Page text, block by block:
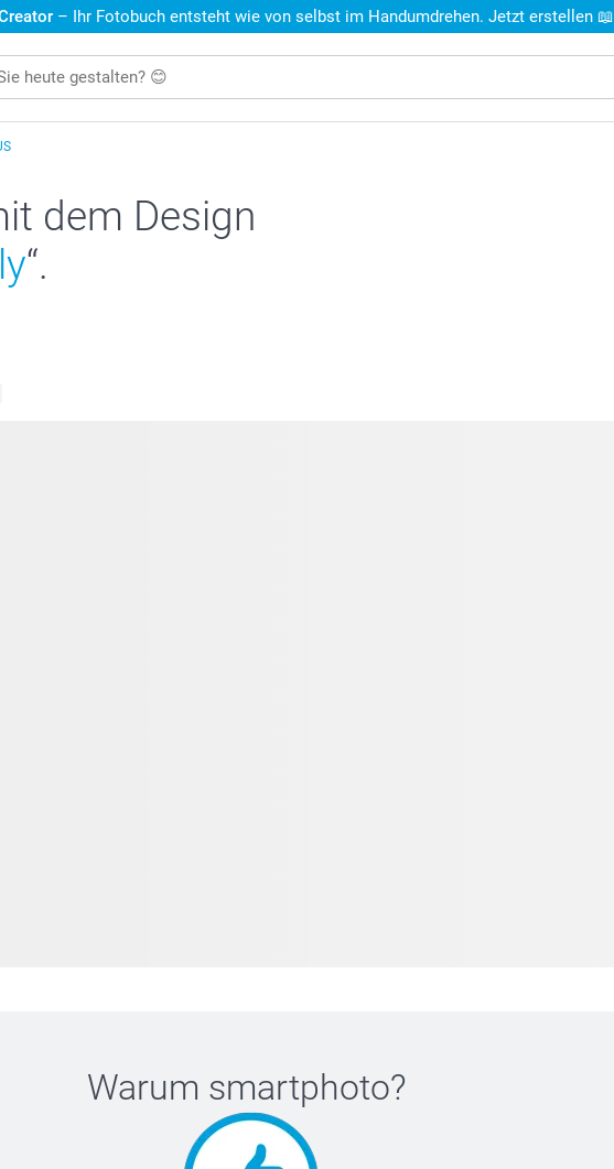
– Ihr Fotobuch entsteht wie von selbst im Handumdrehen. Jetzt erstellen 📖
dem Design
“.
Warum smartphoto?